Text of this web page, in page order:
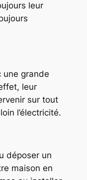
leur
une grande
leur
sur tout
l’électricité.
déposer un
maison en